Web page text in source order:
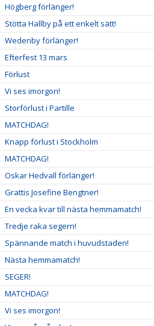
Högberg förlänger!
Stötta Hallby på ett enkelt sätt!
Wedenby förlänger!
Efterfest 13 mars
Förlust
Vi ses imorgon!
Storförlust i Partille
MATCHDAG!
Knapp förlust i Stockholm
MATCHDAG!
Oskar Hedvall förlänger!
Grattis Josefine Bengtner!
En vecka kvar till nästa hemmamatch!
Tredje raka segern!
Spännande match i huvudstaden!
Nästa hemmamatch!
SEGER!
MATCHDAG!
Vi ses imorgon!